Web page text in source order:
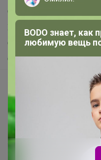
Самое выгодное
Хиты продаж
Самое желанное
Самое быстрое
Начать зарабатывать с
Picabox.ru - Лучшее
Розыгрыш - Генератор
Пульс нашего
BODO знает, как
любимую вещь